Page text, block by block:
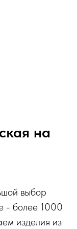
на
выбор
- более 1000
изделия из